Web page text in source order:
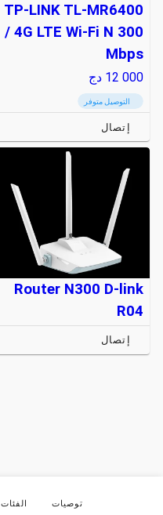
TP-LINK TL-MR6400
/ 4G LTE Wi-Fi N 300
Mbps
12 000 دج
التوصيل متوفر
إتصال
Router N300 D-link
R04
إتصال
توصيات الفئات